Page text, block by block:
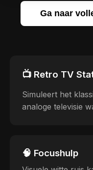
Ga naar
📺 Retro TV
Simuleert het
analoge televisie
🧠 Focushulp